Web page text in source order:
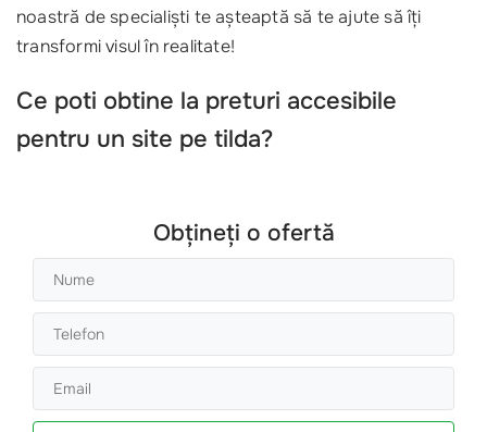
noastră de specialiști te așteaptă să te ajute să îți
transformi visul în realitate!
Ce poti obtine la preturi accesibile
pentru un site pe tilda?
Obțineți o ofertă